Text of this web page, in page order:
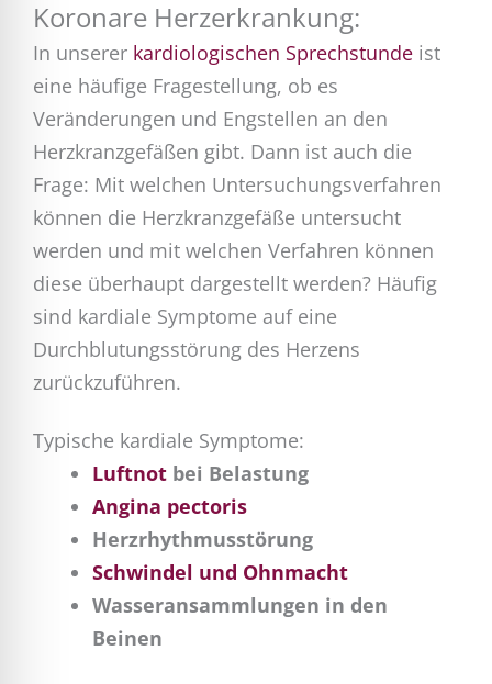
Koronare Herzerkrankung:
In unserer kardiologischen Sprechstunde ist
eine häufige Fragestellung, ob es
Veränderungen und Engstellen an den
Herzkranzgefäßen gibt. Dann ist auch die
Frage: Mit welchen Untersuchungsverfahren
können die Herzkranzgefäße untersucht
werden und mit welchen Verfahren können
diese überhaupt dargestellt werden? Häufig
sind kardiale Symptome auf eine
Durchblutungsstörung des Herzens
zurückzuführen.
Typische kardiale Symptome:
Luftnot bei Belastung
Angina pectoris
Herzrhythmusstörung
Schwindel und Ohnmacht
Wasseransammlungen in den
Beinen